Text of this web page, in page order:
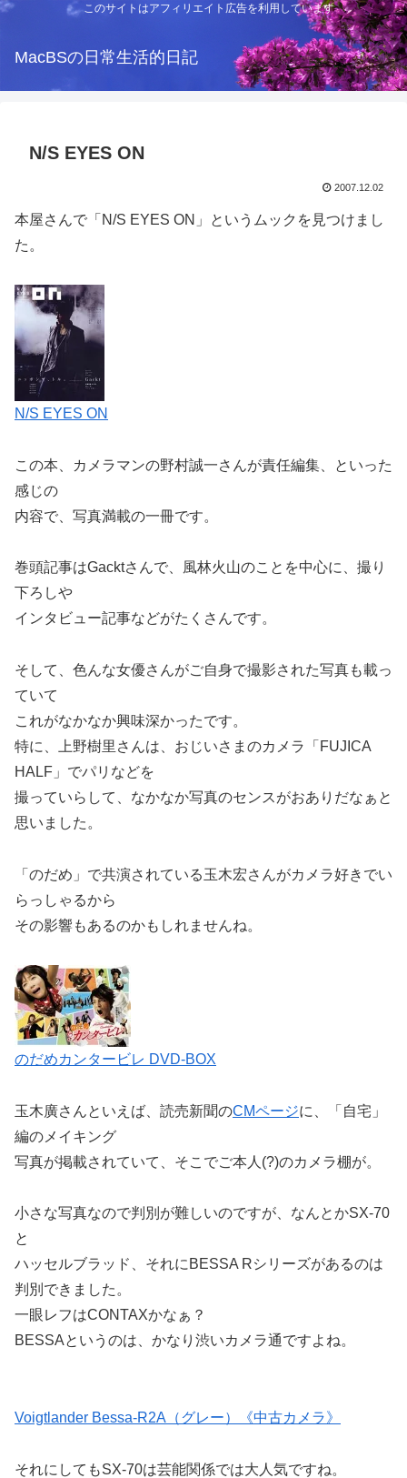
このサイトはアフィリエイト広告を利用しています
MacBSの日常生活的日記
N/S EYES ON
2007.12.02
本屋さんで「N/S EYES ON」というムックを見つけまし
た。
N/S EYES ON
この本、カメラマンの野村誠一さんが責任編集、といった
感じの
内容で、写真満載の一冊です。
巻頭記事はGacktさんで、風林火山のことを中心に、撮り
下ろしや
インタビュー記事などがたくさんです。
そして、色んな女優さんがご自身で撮影された写真も載っ
ていて
これがなかなか興味深かったです。
特に、上野樹里さんは、おじいさまのカメラ「FUJICA
HALF」でパリなどを
撮っていらして、なかなか写真のセンスがおありだなぁと
思いました。
「のだめ」で共演されている玉木宏さんがカメラ好きでい
らっしゃるから
その影響もあるのかもしれませんね。
のだめカンタービレ DVD-BOX
玉木廣さんといえば、読売新聞のCMページに、「自宅」
編のメイキング
写真が掲載されていて、そこでご本人(?)のカメラ棚が。
小さな写真なので判別が難しいのですが、なんとかSX-70
と
ハッセルブラッド、それにBESSA Rシリーズがあるのは
判別できました。
一眼レフはCONTAXかなぁ？
BESSAというのは、かなり渋いカメラ通ですよね。
Voigtlander Bessa-R2A（グレー）《中古カメラ》
それにしてもSX-70は芸能関係では大人気ですね。